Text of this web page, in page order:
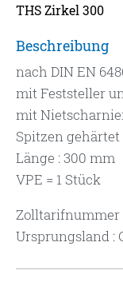
THS Zirkel 300
Beschreibung
nach DIN EN
mit Feststeller
mit
Spitzen
Länge : 300 mm
VPE = 1 Stück
Zolltarifnummer
Ursprungsland :